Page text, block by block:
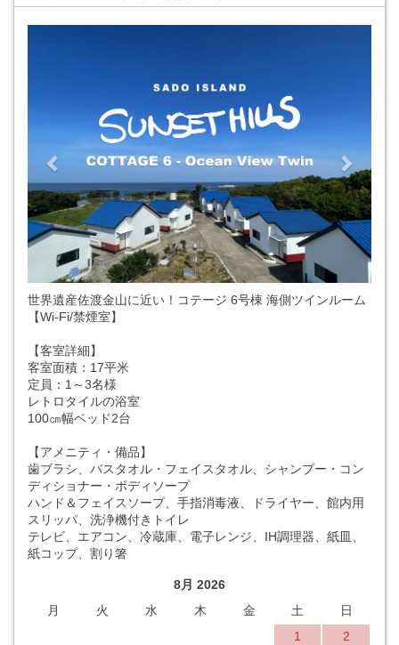
世界遺産佐渡金山に近い！コテージ 6号棟 海側ツインルーム
【Wi-Fi/禁煙室】
【客室詳細】
客室面積：17平米
定員：1～3名様
レトロタイルの浴室
100㎝幅ベッド2台
【アメニティ・備品】
歯ブラシ、バスタオル・フェイスタオル、シャンプー・コン
ディショナー・ボディソープ
ハンド＆フェイスソープ、手指消毒液、ドライヤー、館内用
スリッパ、洗浄機付きトイレ
テレビ、エアコン、冷蔵庫、電子レンジ、IH調理器、紙皿、
紙コップ、割り箸
8月 2026
月
火 水 木 金 土
日
1
2